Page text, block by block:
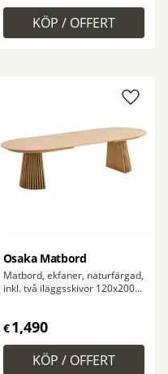
favoriter
Osaka Matbord
Matbord, ekfaner, naturfärgad,
inkl. två iläggsskivor 120x200-
€1,490
Lägg